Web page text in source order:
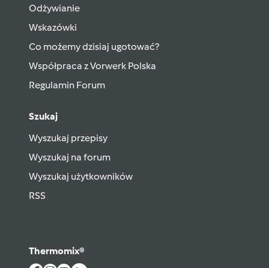
Odżywianie
Wskazówki
Co możemy dzisiaj ugotować?
Współpraca z Vorwerk Polska
Regulamin Forum
Szukaj
Wyszukaj przepisy
Wyszukaj na forum
Wyszukaj użytkowników
RSS
Thermomix®